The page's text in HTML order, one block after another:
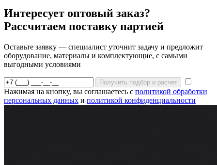
Интересует оптовый заказ?
Рассчитаем поставку партией
Оставьте заявку — специалист уточнит задачу и предложит
оборудование, материалы и комплектующие, с самыми
выгодными условиями
Получить подбор и расчет
Нажимая на кнопку, вы соглашаетесь с политикой обработки
персональных данных и политикой конфиденциальности